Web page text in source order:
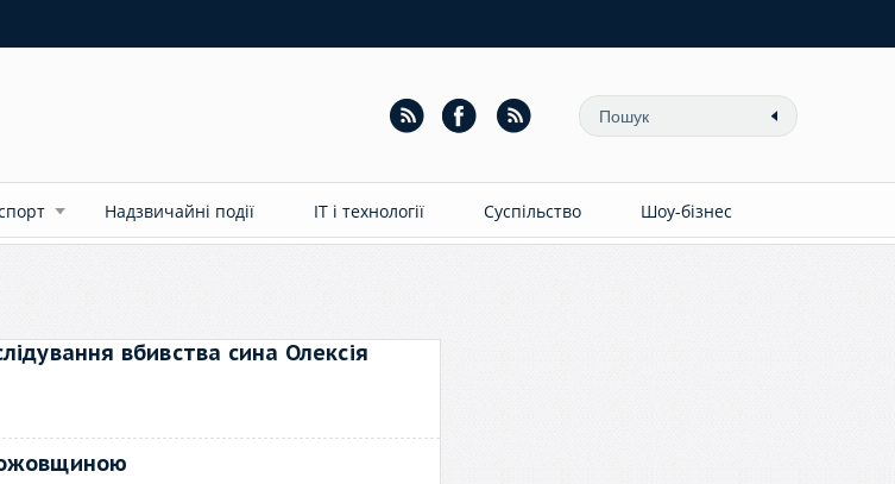
Надзвичайні події ІТ і технології Суспільство Шоу-бізнес
вбивства сина Олексія